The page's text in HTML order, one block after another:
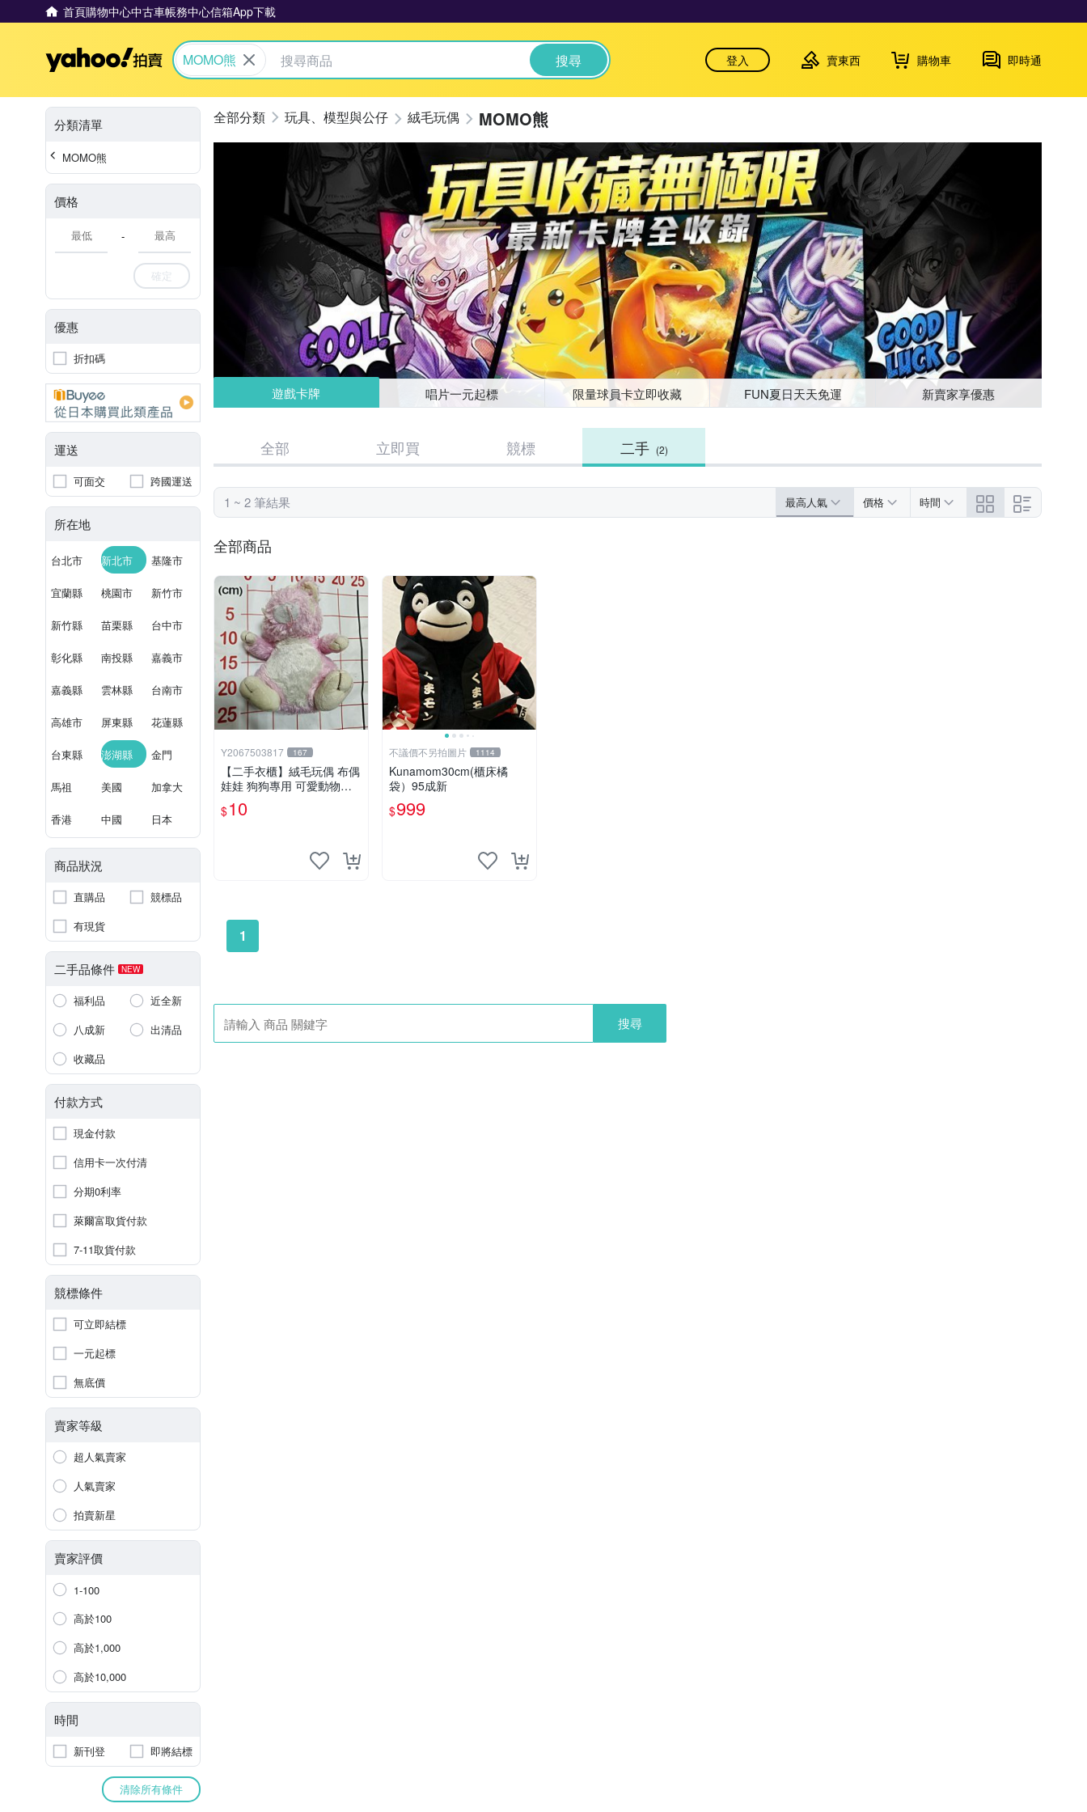
首頁購物中心中古車帳務中心信箱App下載
Yahoo拍賣
MOMO熊 搜尋 登入 賣東西 購物車 即時通
分類清單
MOMO熊
價格
-
確定
優惠
折扣碼
運送
可面交 跨國運送
所在地
台北市 新北市 基隆市
宜蘭縣 桃園市 新竹市
新竹縣 苗栗縣 台中市
彰化縣 南投縣 嘉義市
嘉義縣 雲林縣 台南市
高雄市 屏東縣 花蓮縣
台東縣 澎湖縣 金門
馬祖 美國 加拿大
香港 中國 日本
商品狀況
直購品
競標品
有現貨
二手品條件 NEW
福利品
近全新
八成新
出清品
收藏品
付款方式
現金付款
信用卡一次付清
分期0利率
萊爾富取貨付款
7-11取貨付款
競標條件
可立即結標
一元起標
無底價
賣家等級
超人氣賣家
人氣賣家
拍賣新星
賣家評價
1-100
高於100
高於1,000
高於10,000
時間
新刊登 即將結標
清除所有條件
玩具、模型與公仔 絨毛玩偶 MOMO熊
遊戲卡牌 唱片一元起標 限量球員卡立即收藏 FUN夏日天天免運 新賣家享優惠
全部 立即買 競標 二手 (2)
1 ~ 2 筆結果 最高人氣 價格 時間
全部商品
Y2067503817 167
【二手衣櫃】絨毛玩偶 布偶
娃娃 狗狗專用 可愛動物系
列 耐咬耐磨玩具 玩偶 粉紅
熊寵物玩具 1120929
$10
不議價不另拍圖片 1114
Kunamom30cm(櫃床橘
袋）95成新
$999
1
搜尋